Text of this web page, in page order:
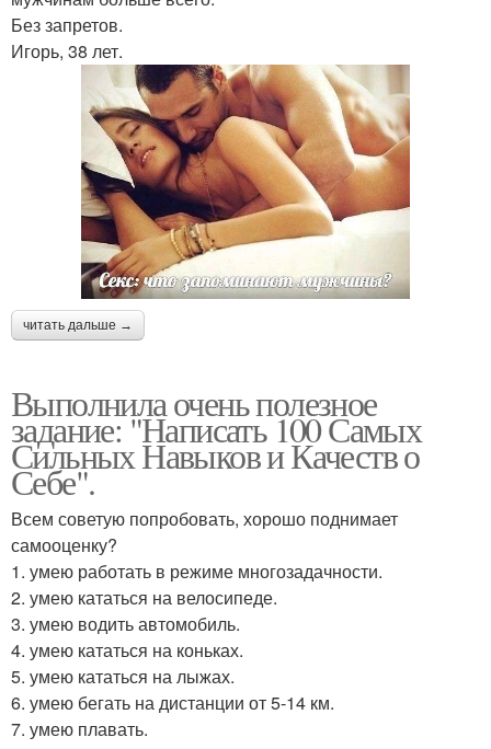
Без запретов.
Игорь, 38 лет.
читать дальше →
Выполнила очень полезное
задание: "Написать 100 Самых
Сильных Навыков и Качеств о
Себе".
Всем советую попробовать, хорошо поднимает
самооценку?
1. умею работать в режиме многозадачности.
2. умею кататься на велосипеде.
3. умею водить автомобиль.
4. умею кататься на коньках.
5. умею кататься на лыжах.
6. умею бегать на дистанции от 5-14 км.
7. умею плавать.